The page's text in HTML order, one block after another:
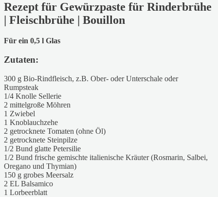
Rezept für Gewürzpaste für Rinderbrühe
| Fleischbrühe | Bouillon
Für ein 0,5 l Glas
Zutaten:
300 g Bio-Rindfleisch, z.B. Ober- oder Unterschale oder
Rumpsteak
1/4 Knolle Sellerie
2 mittelgroße Möhren
1 Zwiebel
1 Knoblauchzehe
2 getrocknete Tomaten (ohne Öl)
2 getrocknete Steinpilze
1/2 Bund glatte Petersilie
1/2 Bund frische gemischte italienische Kräuter (Rosmarin, Salbei,
Oregano und Thymian)
150 g grobes Meersalz
2 EL Balsamico
1 Lorbeerblatt